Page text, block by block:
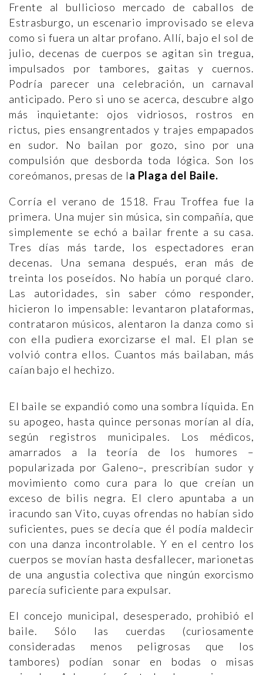
Frente al bullicioso mercado de caballos de
Estrasburgo, un escenario improvisado se eleva
como si fuera un altar profano. Allí, bajo el sol de
julio, decenas de cuerpos se agitan sin tregua,
impulsados por tambores, gaitas y cuernos.
Podría parecer una celebración, un carnaval
anticipado. Pero si uno se acerca, descubre algo
más inquietante: ojos vidriosos, rostros en
rictus, pies ensangrentados y trajes empapados
en sudor. No bailan por gozo, sino por una
compulsión que desborda toda lógica. Son los
coreómanos, presas de la Plaga del Baile.
Corría el verano de 1518. Frau Troffea fue la
primera. Una mujer sin música, sin compañía, que
simplemente se echó a bailar frente a su casa.
Tres días más tarde, los espectadores eran
decenas. Una semana después, eran más de
treinta los poseídos. No había un porqué claro.
Las autoridades, sin saber cómo responder,
hicieron lo impensable: levantaron plataformas,
contrataron músicos, alentaron la danza como si
con ella pudiera exorcizarse el mal. El plan se
volvió contra ellos. Cuantos más bailaban, más
caían bajo el hechizo.
El baile se expandió como una sombra líquida. En
su apogeo, hasta quince personas morían al día,
según registros municipales. Los médicos,
amarrados a la teoría de los humores –
popularizada por Galeno–, prescribían sudor y
movimiento como cura para lo que creían un
exceso de bilis negra. El clero apuntaba a un
iracundo san Vito, cuyas ofrendas no habían sido
suficientes, pues se decía que él podía maldecir
con una danza incontrolable. Y en el centro los
cuerpos se movían hasta desfallecer, marionetas
de una angustia colectiva que ningún exorcismo
parecía suficiente para expulsar.
El concejo municipal, desesperado, prohibió el
baile. Sólo las cuerdas (curiosamente
consideradas menos peligrosas que los
tambores) podían sonar en bodas o misas